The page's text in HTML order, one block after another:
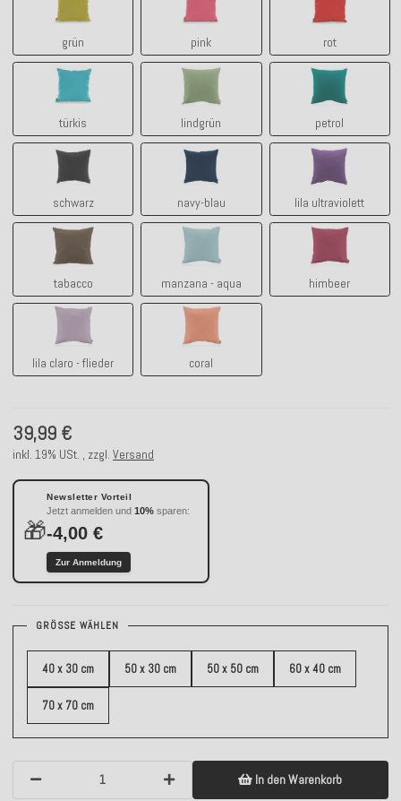
grün pink rot
türkis
türkis
lindgrün
lindgrün
petrol
petrol
schwarz
schwarz
navy-blau
navy-blau
lila ultraviolett
lila ultraviolett
tabacco
tabacco
manzana - aqua
manzana - aqua
himbeer
himbeer
lila claro - flieder
lila claro - flieder
coral
coral
39,99 €
inkl. 19% USt. , zzgl. Versand
🎁
Newsletter Vorteil
Jetzt anmelden und 10% sparen:
-4,00 €
Zur Anmeldung
GRÖSSE WÄHLEN
40 x 30 cm 50 x 30 cm 50 x 50 cm 60 x 40 cm
70 x 70 cm
In den Warenkorb